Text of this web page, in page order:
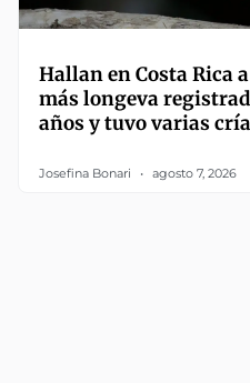
Hallan en Costa Rica
más longeva
años y tuvo varias
Josefina Bonari agosto 7, 2026